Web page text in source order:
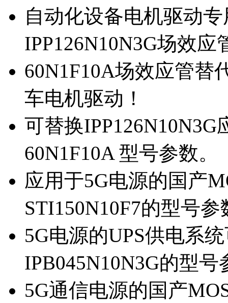
自动化设备电机驱动
IPP126N10N3G场效应
60N1F10A场效应管替
车电机驱动！
可替换
60N1F10A 型号参数。
应用于5G电源的国产
STI150N10F7的型号参
5G电源的UPS供电系
IPB045N10N3G的型号
5G通信电源的国产